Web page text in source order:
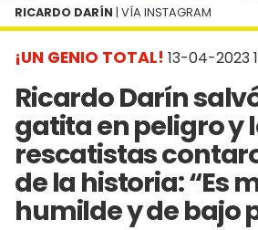
¡UN GENIO TOTAL! 13-04-2023
Ricardo Darín
gatita en peligro y
rescatistas
de la historia: “Es
humilde y de bajo
RICARDO DARÍN | VÍA INSTAGRAM